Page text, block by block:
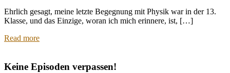
Ehrlich gesagt, meine letzte Begegnung mit Physik war in der 13.
Klasse, und das Einzige, woran ich mich erinnere, ist, […]
Read more
Keine Episoden verpassen!